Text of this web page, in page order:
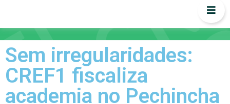
Sem irregularidades:
CREF1 fiscaliza
academia no Pechincha